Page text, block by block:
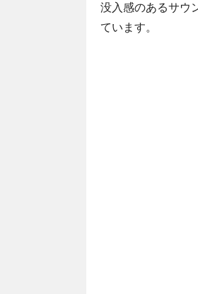
没入感のあるサウ
ています。